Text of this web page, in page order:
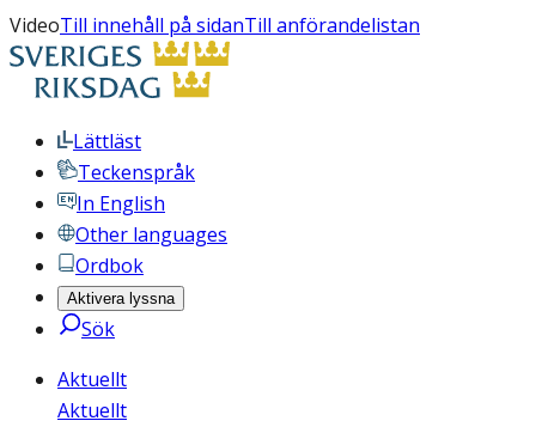
VideoTill innehåll på sidanTill anförandelistan
Lättläst
Teckenspråk
In English
Other languages
Ordbok
Aktivera lyssna
Sök
Aktuellt
Aktuellt